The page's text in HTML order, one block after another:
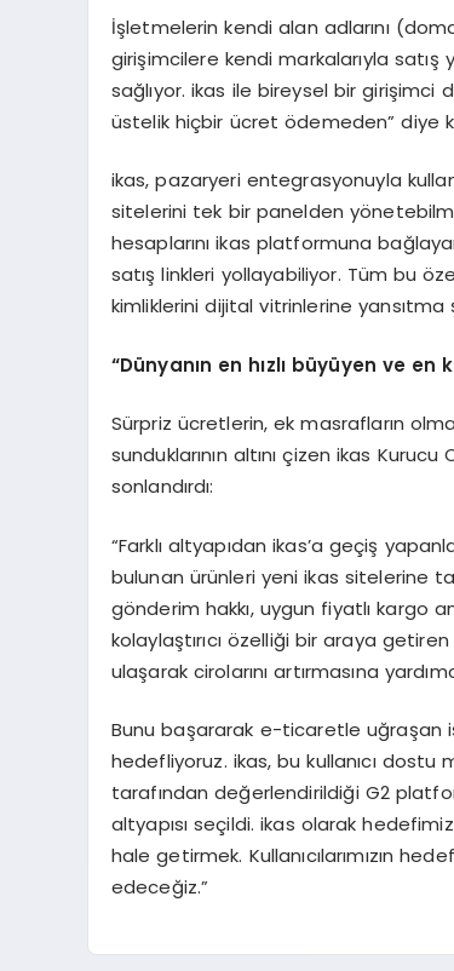
İşletmelerin kendi alan adlarını
girişimcilere kendi markalarıyla
sağlıyor. ikas ile bireysel bir
üstelik hiçbir ücret ödemeden” diye
ikas, pazaryeri entegrasyonuyla
sitelerini tek bir panelden
hesaplarını ikas platformuna
satış linkleri yollayabiliyor. Tüm bu
kimliklerini dijital vitrinlerine
“Dünyanın en hızlı büyüyen ve en
Sürpriz ücretlerin, ek masrafların
sunduklarının altını çizen ikas
sonlandırdı:
“Farklı altyapıdan ikas’a geçiş
bulunan ürünleri yeni ikas sitelerine
gönderim hakkı, uygun fiyatlı kargo
kolaylaştırıcı özelliği bir araya
ulaşarak cirolarını artırmasına
Bunu başararak e-ticaretle uğraşan
hedefliyoruz. ikas, bu kullanıcı dostu
tarafından değerlendirildiği G2
altyapısı seçildi. ikas olarak
hale getirmek. Kullanıcılarımızın
edeceğiz.”